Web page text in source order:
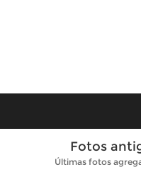
Fotos
Últimas fotos